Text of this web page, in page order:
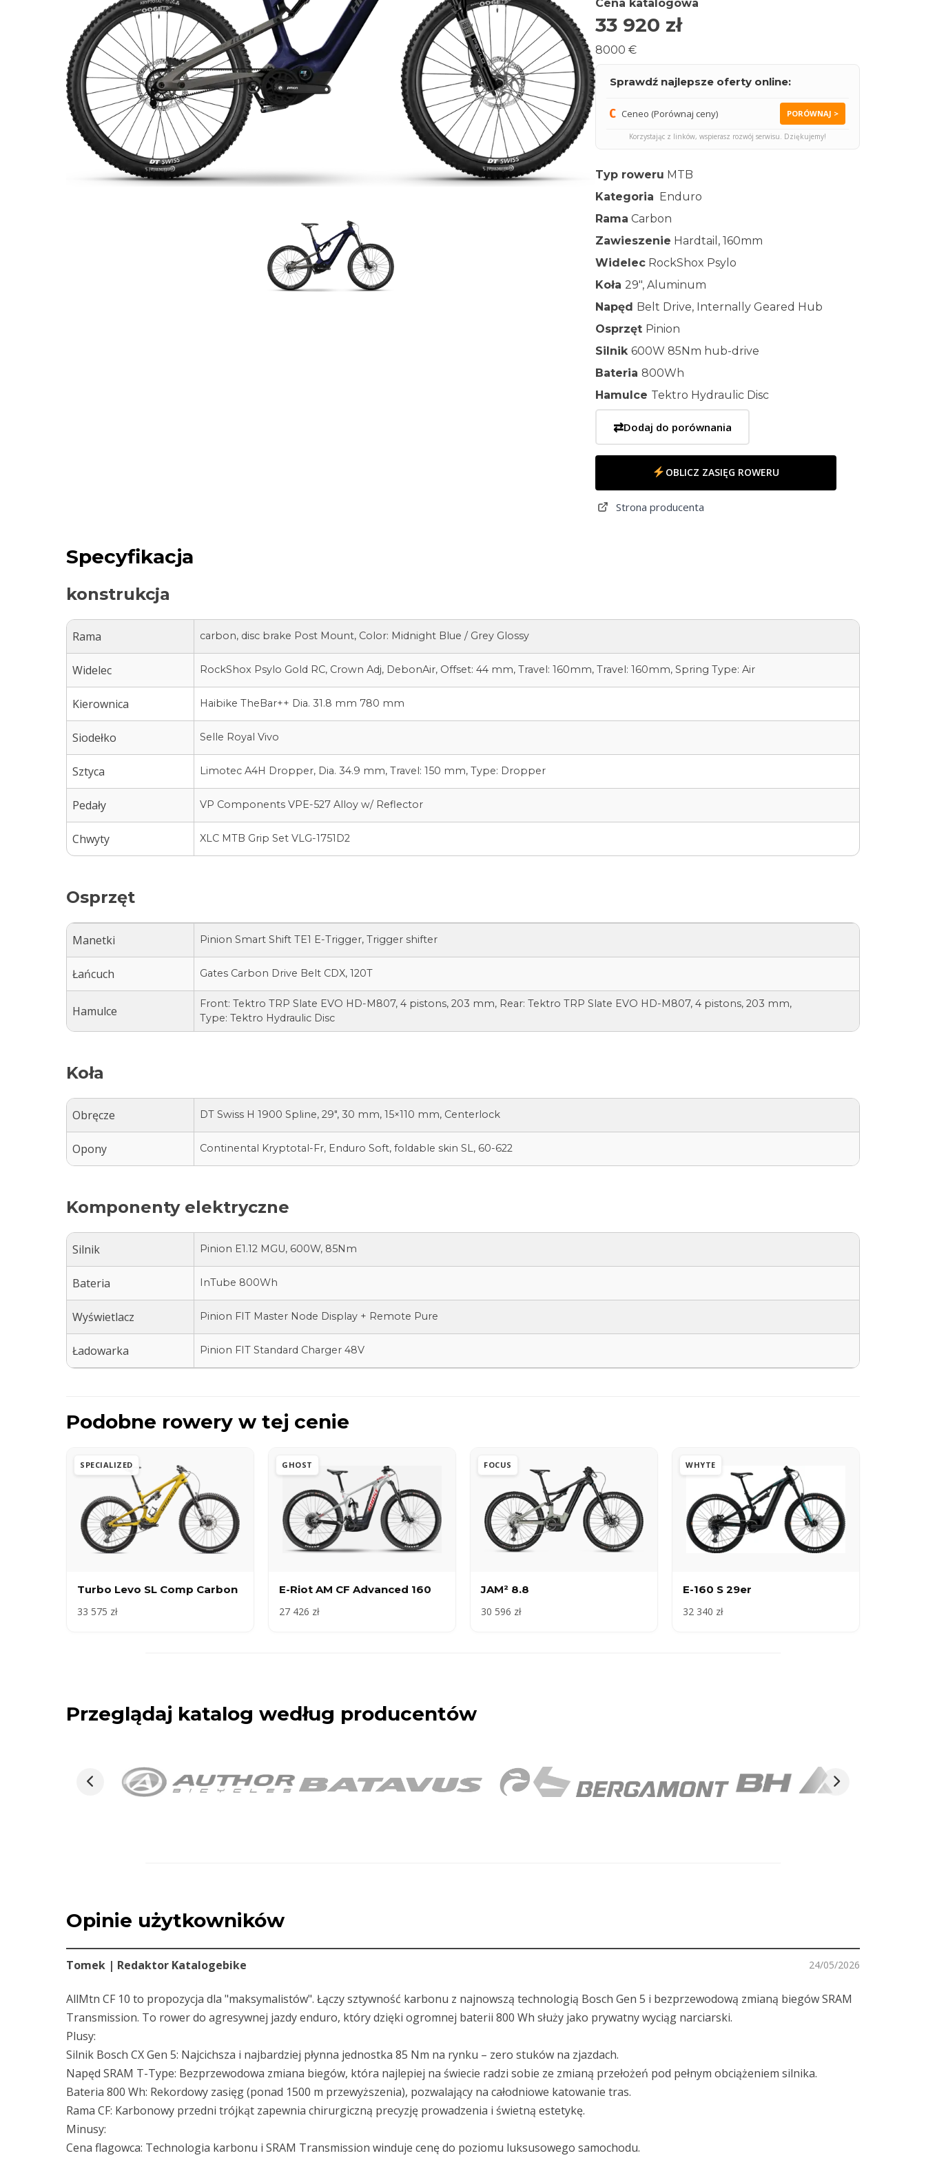
Cena katalogowa
33 920 zł
8000 €
Sprawdź najlepsze oferty online:
Ceneo (Porównaj ceny) PORÓWNAJ >
Korzystając z linków, wspierasz rozwój serwisu. Dziękujemy!
Typ roweru MTB
Kategoria Enduro
Rama Carbon
Zawieszenie Hardtail, 160mm
WidelecRockShox Psylo
Koła 29″, Aluminum
Napęd Belt Drive, Internally Geared Hub
Osprzęt Pinion
Silnik 600W 85Nm hub-drive
Bateria 800Wh
Hamulce Tektro Hydraulic Disc
⇄Dodaj do porównania
OBLICZ ZASIĘG ROWERU
Strona producenta
Specyfikacja
konstrukcja
Rama carbon, disc brake Post Mount, Color: Midnight Blue / Grey Glossy
Widelec RockShox Psylo Gold RC, Crown Adj, DebonAir, Offset: 44 mm, Travel: 160mm, Travel: 160mm, Spring Type: Air
Kierownica Haibike TheBar++ Dia. 31.8 mm 780 mm
Siodełko Selle Royal Vivo
Sztyca Limotec A4H Dropper, Dia. 34.9 mm, Travel: 150 mm, Type: Dropper
Pedały VP Components VPE-527 Alloy w/ Reflector
Chwyty XLC MTB Grip Set VLG-1751D2
Osprzęt
Manetki Pinion Smart Shift TE1 E-Trigger, Trigger shifter
Łańcuch Gates Carbon Drive Belt CDX, 120T
Hamulce
Front: Tektro TRP Slate EVO HD-M807, 4 pistons, 203 mm, Rear: Tektro TRP Slate EVO HD-M807, 4 pistons, 203 mm,
Type: Tektro Hydraulic Disc
Koła
Obręcze DT Swiss H 1900 Spline, 29″, 30 mm, 15×110 mm, Centerlock
Opony Continental Kryptotal-Fr, Enduro Soft, foldable skin SL, 60-622
Komponenty elektryczne
Silnik Pinion E1.12 MGU, 600W, 85Nm
Bateria InTube 800Wh
Wyświetlacz Pinion FIT Master Node Display + Remote Pure
Ładowarka Pinion FIT Standard Charger 48V
Podobne rowery w tej cenie
SPECIALIZED
Turbo Levo SL Comp Carbon
33 575 zł
GHOST
E-Riot AM CF Advanced 160
27 426 zł
FOCUS
JAM² 8.8
30 596 zł
WHYTE
E-160 S 29er
32 340 zł
Przeglądaj katalog według producentów
Opinie użytkowników
Tomek | Redaktor Katalogebike 24/05/2026
AllMtn CF 10 to propozycja dla "maksymalistów". Łączy sztywność karbonu z najnowszą technologią Bosch Gen 5 i bezprzewodową zmianą biegów SRAM
Transmission. To rower do agresywnej jazdy enduro, który dzięki ogromnej baterii 800 Wh służy jako prywatny wyciąg narciarski.
Plusy:
Silnik Bosch CX Gen 5: Najcichsza i najbardziej płynna jednostka 85 Nm na rynku – zero stuków na zjazdach.
Napęd SRAM T-Type: Bezprzewodowa zmiana biegów, która najlepiej na świecie radzi sobie ze zmianą przełożeń pod pełnym obciążeniem silnika.
Bateria 800 Wh: Rekordowy zasięg (ponad 1500 m przewyższenia), pozwalający na całodniowe katowanie tras.
Rama CF: Karbonowy przedni trójkąt zapewnia chirurgiczną precyzję prowadzenia i świetną estetykę.
Minusy:
Cena flagowca: Technologia karbonu i SRAM Transmission winduje cenę do poziomu luksusowego samochodu.